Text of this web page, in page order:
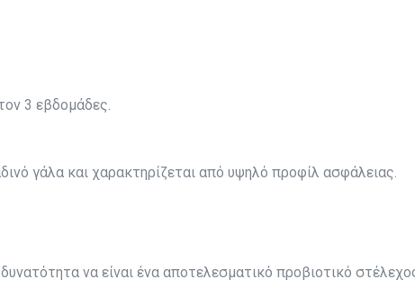
3 εβδομάδες.
γάλα και χαρακτηρίζεται από υψηλό προφίλ ασφάλειας.
να είναι ένα αποτελεσματικό προβιοτικό